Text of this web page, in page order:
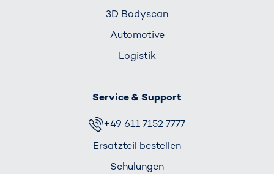
3D Bodyscan
Automotive
Logistik
Service & Support
+49 611 7152 7777
Ersatzteil bestellen
Schulungen